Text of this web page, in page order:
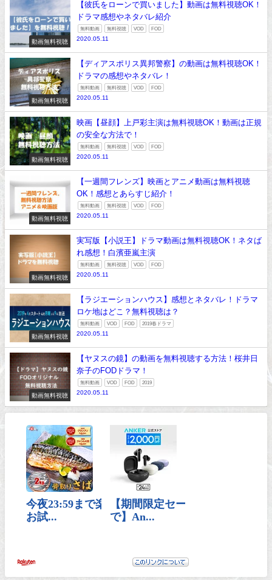
動画無料視聴
【彼氏をローンで買いました】動画は無料視聴OK！
ドラマ感想やネタバレ紹介
無料動画 無料視聴 VOD FOD
2020.05.11
動画無料視聴
【ディアスポリス異邦警察】の動画は無料視聴OK！
ドラマの感想やネタバレ！
無料動画 無料視聴 VOD FOD
2020.05.11
動画無料視聴
映画【昼顔】上戸彩主演は無料視聴OK！動画は正規
の安全な方法で！
無料動画 無料視聴 VOD FOD
2020.05.11
動画無料視聴
【一週間フレンズ】映画とアニメ動画は無料視聴
OK！感想とあらすじ紹介！
無料動画 無料視聴 VOD FOD
2020.05.11
動画無料視聴
実写版【小説王】ドラマ動画は無料視聴OK！ネタば
れ感想！白濱亜嵐主演
無料動画 無料視聴 VOD FOD
2020.05.11
動画無料視聴
【ラジエーションハウス】感想とネタバレ！ドラマ
ロケ地はどこ？無料視聴は？
無料動画 VOD FOD 2019春ドラマ
2020.05.11
動画無料視聴
【ヤヌスの鏡】の動画を無料視聴する方法！桜井日
奈子のFODドラマ！
無料動画 VOD FOD 2019
2020.05.11